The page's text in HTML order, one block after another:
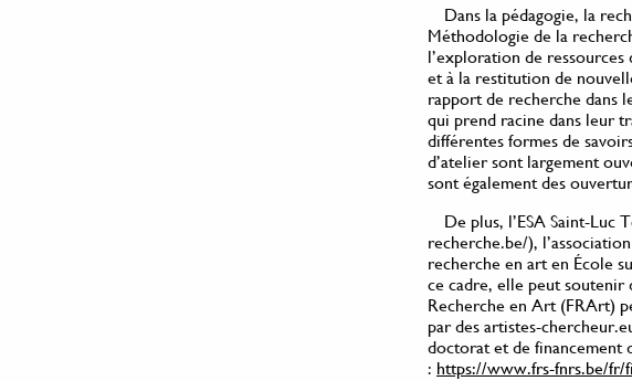
Dans la pédagogie, la
Méthodologie de la
l’exploration de ressources
et à la restitution de
rapport de recherche dans
qui prend racine dans leur
différentes formes de
d’atelier sont largement
sont également des
De plus, l’ESA Saint-
recherche.be/),
recherche en art en École
ce cadre, elle peut soutenir
Recherche en Art (FRArt)
par des artistes-
doctorat et de
: https://www.frs-fnrs.be/fr/